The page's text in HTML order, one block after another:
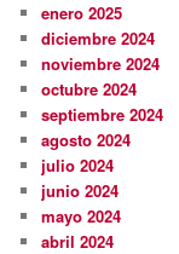
enero 2025
diciembre 2024
noviembre 2024
octubre 2024
septiembre 2024
agosto 2024
julio 2024
junio 2024
mayo 2024
abril 2024